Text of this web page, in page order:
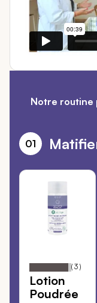
Notre routine
01
Notation:93
% of
( 3 )
Lotion
Poudrée